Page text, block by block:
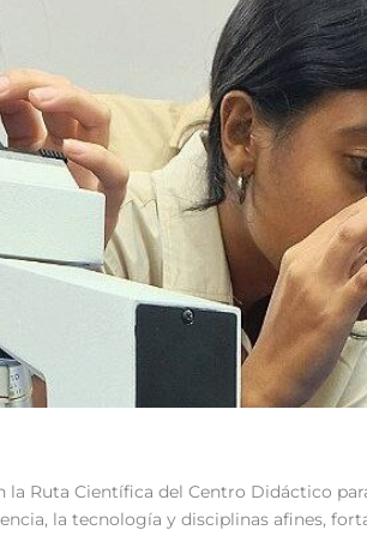
Ruta Científica del Centro Didáctico
la tecnología y disciplinas afines,